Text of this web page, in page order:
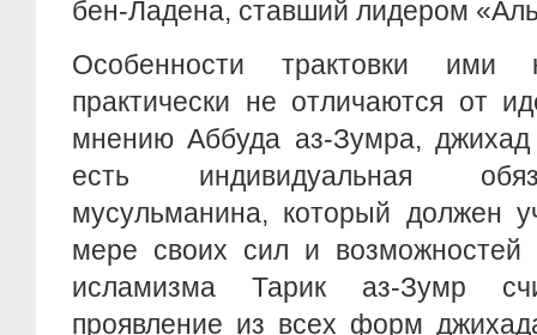
бен-Ладена, ставший лидером
Особенности трактовки ими
практически не отличаются от
мнению Аббуда аз-Зумра,
есть индивидуальная
мусульманина, который должен
мере своих сил и возможностей
исламизма Тарик аз-Зумр
проявление из всех форм